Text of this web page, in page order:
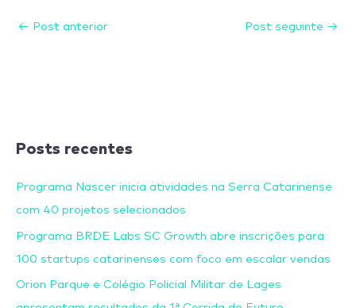
← Post anterior Post seguinte →
Posts recentes
Programa Nascer inicia atividades na Serra Catarinense
com 40 projetos selecionados
Programa BRDE Labs SC Growth abre inscrições para
100 startups catarinenses com foco em escalar vendas
Orion Parque e Colégio Policial Militar de Lages